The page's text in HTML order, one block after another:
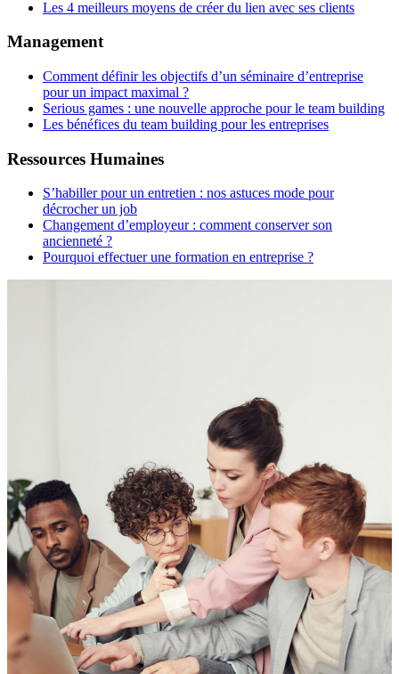
Les 4 meilleurs moyens de créer du lien avec ses clients
Management
Comment définir les objectifs d’un séminaire d’entreprise
pour un impact maximal ?
Serious games : une nouvelle approche pour le team building
Les bénéfices du team building pour les entreprises
Ressources Humaines
S’habiller pour un entretien : nos astuces mode pour
décrocher un job
Changement d’employeur : comment conserver son
ancienneté ?
Pourquoi effectuer une formation en entreprise ?